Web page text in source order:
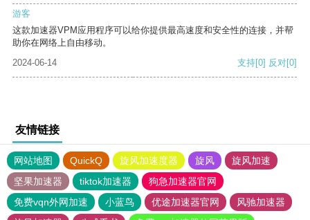
游客
这款加速器VPM应用程序可以给你提供最高速度和安全性的连接，并帮
助你在网络上自由移动。
2024-06-14
支持[0] 反对[0]
友情链接
网站地图 QuickQ 旋风加速度器 旋风
旋风加速
坚果加速器
tiktok加速器
狗急加速器官网
免费vqn外网加速
小蓝鸟 优途加速器官网
风驰加速器